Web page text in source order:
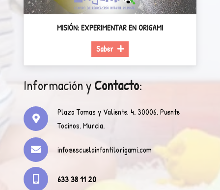
MISIÓN: EXPERIMENTAR EN ORIGAMI
Saber
Información yContacto:
Plaza Tomas y Valiente, 4. 30006. Puente
Tocinos. Murcia.
info@escuelainfantilorigami.com
633 38 11 20